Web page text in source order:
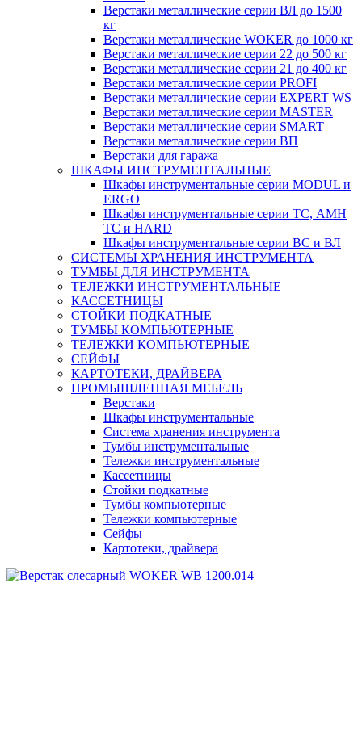
Верстаки металлические серии ВЛ до 1500
кг
Верстаки металлические WOKER до 1000 кг
Верстаки металлические серии 22 до 500 кг
Верстаки металлические серии 21 до 400 кг
Верстаки металлические серии PROFI
Верстаки металлические серии EXPERT WS
Верстаки металлические серии MASTER
Верстаки металлические серии SMART
Верстаки металлические серии ВП
Верстаки для гаража
ШКАФЫ ИНСТРУМЕНТАЛЬНЫЕ
Шкафы инструментальные серии MODUL и
ERGO
Шкафы инструментальные серии ТС, АМН
ТС и HARD
Шкафы инструментальные серии ВС и ВЛ
СИСТЕМЫ ХРАНЕНИЯ ИНСТРУМЕНТА
ТУМБЫ ДЛЯ ИНСТРУМЕНТА
ТЕЛЕЖКИ ИНСТРУМЕНТАЛЬНЫЕ
КАССЕТНИЦЫ
СТОЙКИ ПОДКАТНЫЕ
ТУМБЫ КОМПЬЮТЕРНЫЕ
ТЕЛЕЖКИ КОМПЬЮТЕРНЫЕ
СЕЙФЫ
КАРТОТЕКИ, ДРАЙВЕРА
ПРОМЫШЛЕННАЯ МЕБЕЛЬ
Верстаки
Шкафы инструментальные
Система хранения инструмента
Тумбы инструментальные
Тележки инструментальные
Кассетницы
Стойки подкатные
Тумбы компьютерные
Тележки компьютерные
Сейфы
Картотеки, драйвера